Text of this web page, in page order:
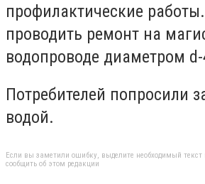
профилактические
проводить ремонт на
водопроводе диаметром
Потребителей попросили
водой.
Если вы заметили ошибку, выделите необходимый
сообщить об этом редакции